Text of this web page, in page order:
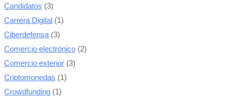
Candidatos (3)
Carrera Digital (1)
Ciberdefensa (3)
Comercio electrónico (2)
Comercio exterior (3)
Criptomonedas (1)
Crowdfunding (1)